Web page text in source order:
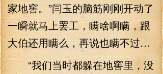
家地窖。”闫玉的脑筋刚刚开动了
一瞬就马上罢工，瞒啥啊瞒，跟
大伯还用瞒么，再说也瞒不过…
“我们当时都躲在地窖里，没